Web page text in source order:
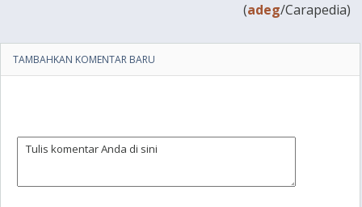
(adeg/Carapedia)
TAMBAHKAN KOMENTAR BARU